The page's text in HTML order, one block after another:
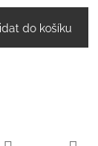
do košíku